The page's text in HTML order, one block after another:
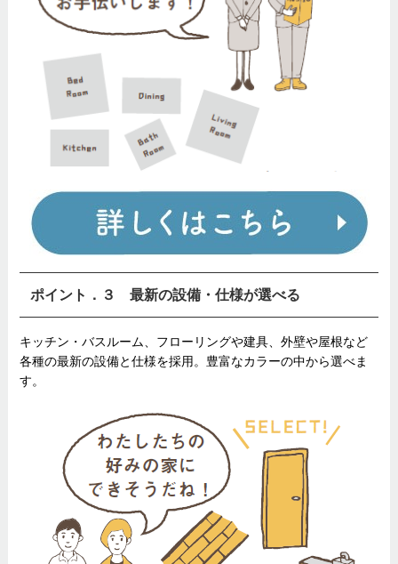
ポイント．３ 最新の設備・仕様が選べる
キッチン・バスルーム、フローリングや建具、外壁や屋根など
各種の最新の設備と仕様を採用。豊富なカラーの中から選べま
す。